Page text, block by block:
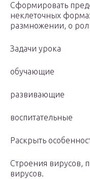
Сформировать
неклеточных
размножении, о
Задачи урока
обучающие
развивающие
воспитательные
Раскрыть
Строения вирусов,
вирусов.